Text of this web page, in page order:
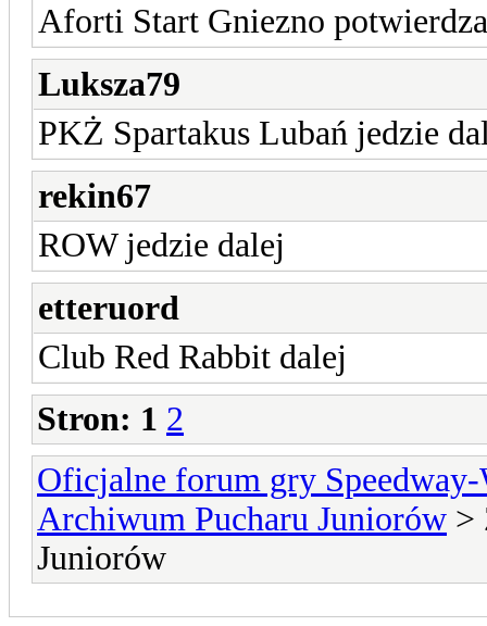
Aforti Start Gniezno potwierdza
Luksza79
PKŻ Spartakus Lubań jedzie
rekin67
ROW jedzie dalej
etteruord
Club Red Rabbit dalej
Stron: 1 2
Oficjalne forum gry
Archiwum Pucharu Juniorów >
Juniorów